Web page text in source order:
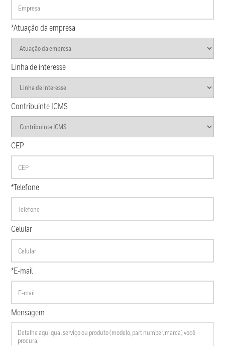
*Atuação da empresa
Linha de interesse
Contribuinte ICMS
CEP
*Telefone
Celular
*E-mail
Mensagem